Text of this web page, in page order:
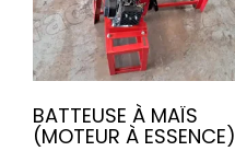
BATTEUSE À MAÏS
(MOTEUR À ESSENCE)